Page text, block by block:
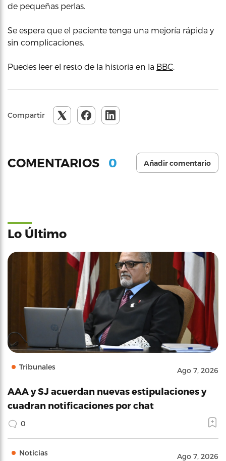
de pequeñas perlas.
Se espera que el paciente tenga una mejoría rápida y
sin complicaciones.
Puedes leer el resto de la historia en la BBC.
Compartir
COMENTARIOS 0 Añadir comentario
Lo Último
Tribunales Ago 7, 2026
AAA y SJ acuerdan nuevas estipulaciones y
cuadran notificaciones por chat
0
Noticias Ago 7, 2026